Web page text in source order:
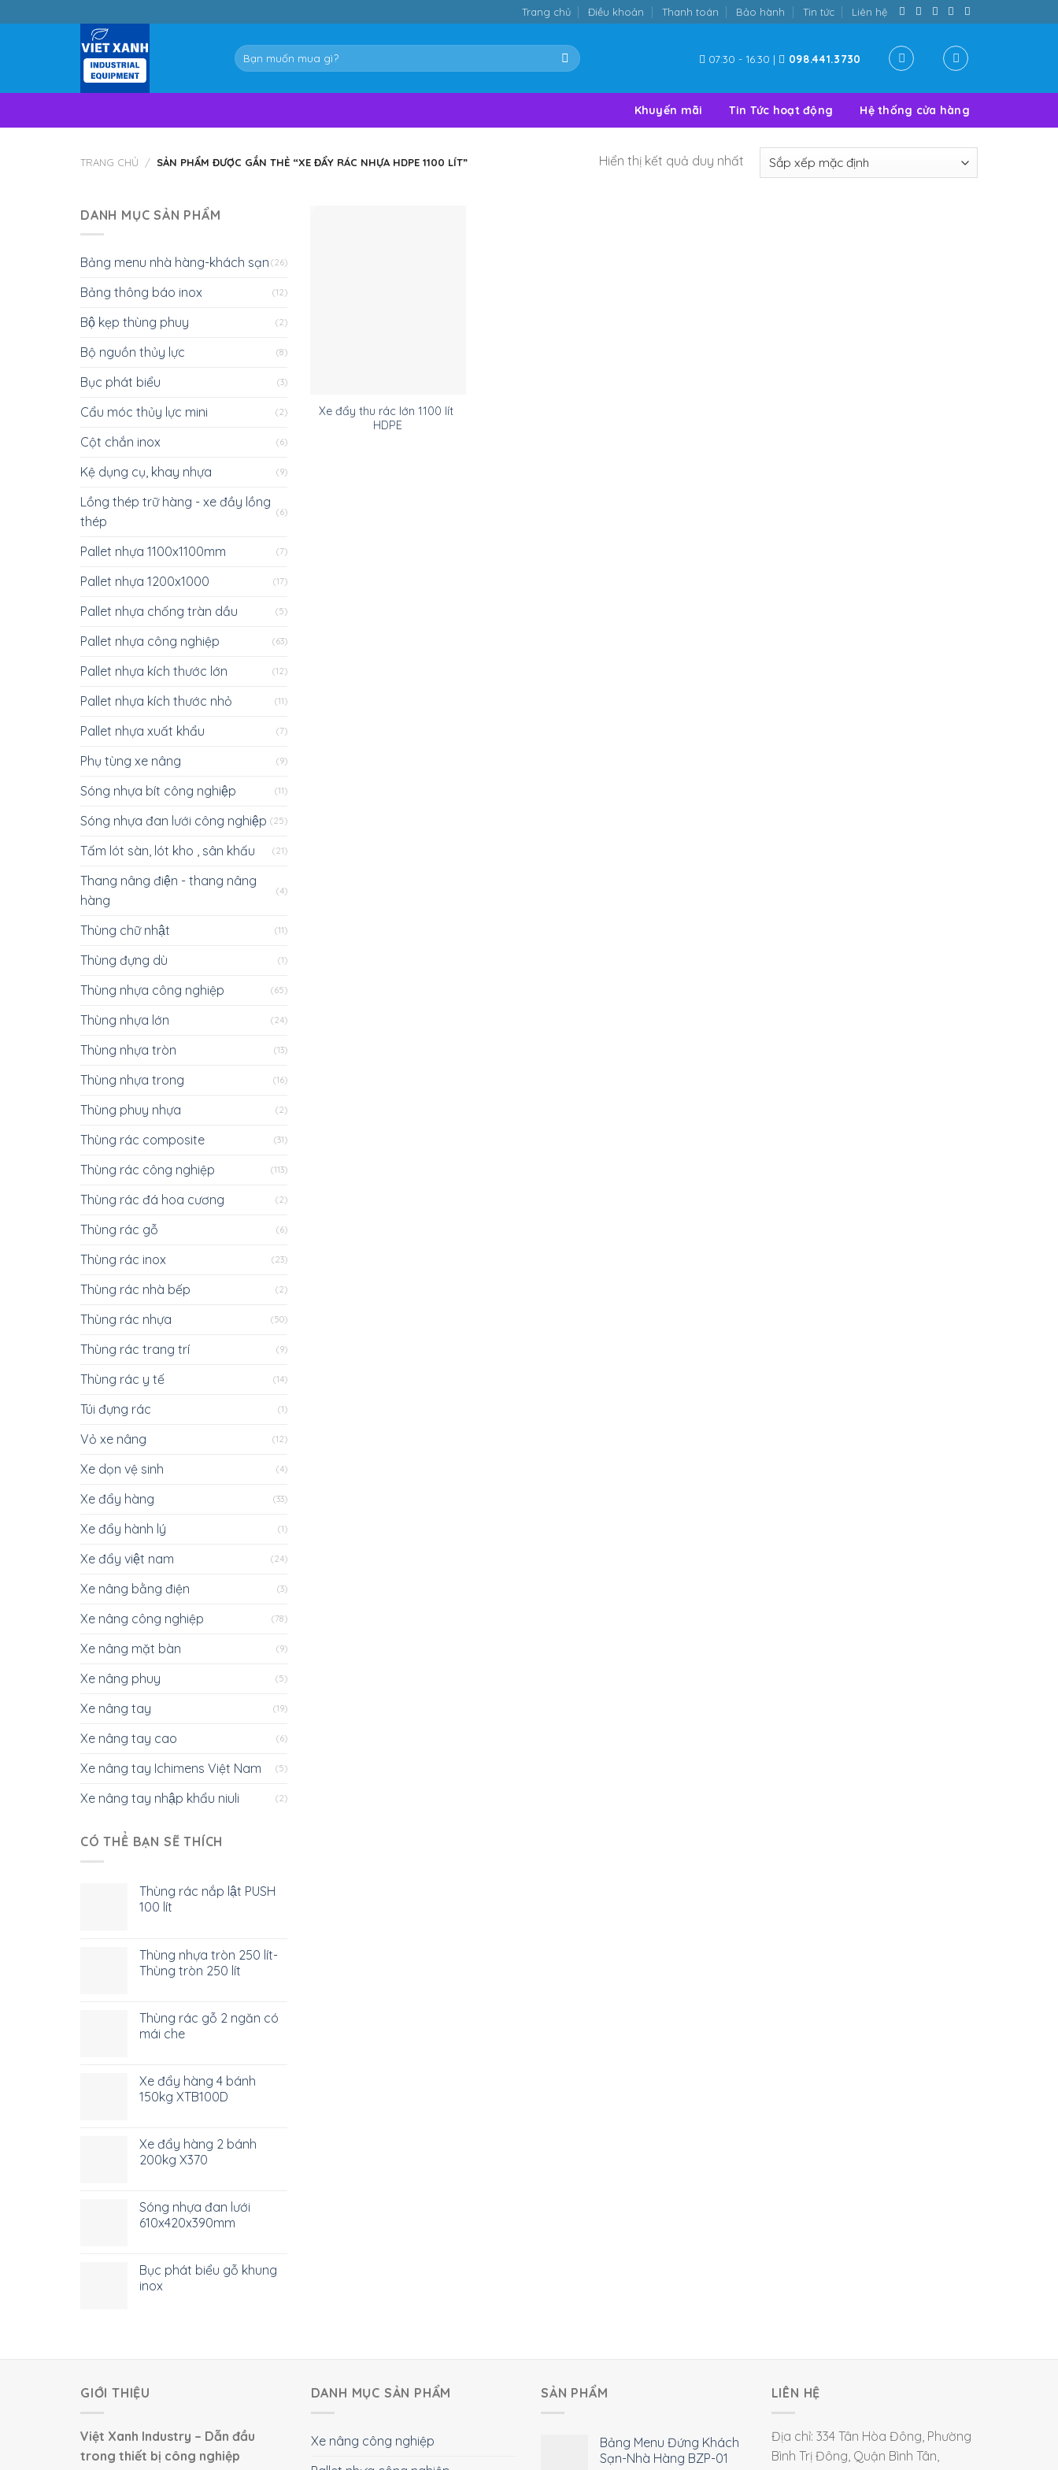
to
Trang chủ Điều khoản Thanh toán Bảo hành Tin tức Liên hệ
Tìm
kiếm:
07:30 - 16:30 | 098.441.3730
Khuyến mãi Tin Tức hoạt động Hệ thống cửa hàng
TRANG CHỦ / SẢN PHẨM ĐƯỢC GẮN THẺ “XE ĐẨY RÁC NHỰA HDPE 1100 LÍT” Hiển thị kết quả duy nhất
DANH MỤC SẢN PHẨM
Bảng menu nhà hàng-khách sạn (26)
Bảng thông báo inox (12)
Bộ kẹp thùng phuy (2)
Bộ nguồn thủy lực (8)
Bục phát biểu (3)
Cẩu móc thủy lực mini (2)
Cột chắn inox (6)
Kệ dụng cụ, khay nhựa (9)
Lồng thép trữ hàng - xe đầy lồng
thép
(6)
Pallet nhựa 1100x1100mm (7)
Pallet nhựa 1200x1000 (17)
Pallet nhựa chống tràn dầu (5)
Pallet nhựa công nghiệp (63)
Pallet nhựa kích thước lớn (12)
Pallet nhựa kích thước nhỏ (11)
Pallet nhựa xuất khẩu (7)
Phụ tùng xe nâng (9)
Sóng nhựa bít công nghiệp (11)
Sóng nhựa đan lưới công nghiệp (25)
Tấm lót sàn, lót kho , sân khấu (21)
Thang nâng điện - thang nâng
hàng
(4)
Thùng chữ nhật (11)
Thùng đựng dù (1)
Thùng nhựa công nghiệp (65)
Thùng nhựa lớn (24)
Thùng nhựa tròn (13)
Thùng nhựa trong (16)
Thùng phuy nhựa (2)
Thùng rác composite (31)
Thùng rác công nghiệp (113)
Thùng rác đá hoa cương (2)
Thùng rác gỗ (6)
Thùng rác inox (23)
Thùng rác nhà bếp (2)
Thùng rác nhựa (50)
Thùng rác trang trí (9)
Thùng rác y tế (14)
Túi đựng rác (1)
Vỏ xe nâng (12)
Xe dọn vệ sinh (4)
Xe đẩy hàng (33)
Xe đẩy hành lý (1)
Xe đẩy việt nam (24)
Xe nâng bằng điện (3)
Xe nâng công nghiệp (78)
Xe nâng mặt bàn (9)
Xe nâng phuy (5)
Xe nâng tay (19)
Xe nâng tay cao (6)
Xe nâng tay Ichimens Việt Nam (5)
Xe nâng tay nhập khẩu niuli (2)
CÓ THỂ BẠN SẼ THÍCH
Thùng rác nắp lật PUSH
100 lít
Thùng nhựa tròn 250 lít-
Thùng tròn 250 lít
Thùng rác gỗ 2 ngăn có
mái che
Xe đẩy hàng 4 bánh
150kg XTB100D
Xe đẩy hàng 2 bánh
200kg X370
Sóng nhựa đan lưới
610x420x390mm
Bục phát biểu gỗ khung
inox
Xe đẩy thu rác lớn 1100 lít
HDPE
GIỚI THIỆU
Việt Xanh Industry – Dẫn đầu
trong thiết bị công nghiệp
DANH MỤC SẢN PHẨM
Xe nâng công nghiệp
SẢN PHẨM
Bảng Menu Đứng Khách
Sạn-Nhà Hàng BZP-01
LIÊN HỆ
Địa chỉ: 334 Tân Hòa Đông, Phường
Bình Trị Đông, Quận Bình Tân,